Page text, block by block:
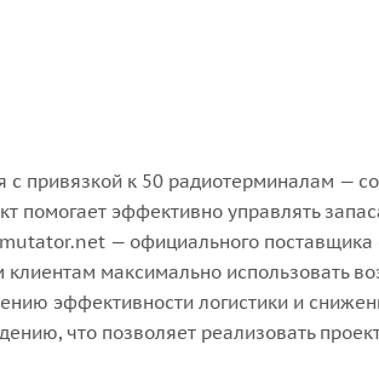
с привязкой к 50 радиотерминалам —
помогает эффективно управлять
— официального
максимально использовать
эффективности логистики и
что позволяет реализовать